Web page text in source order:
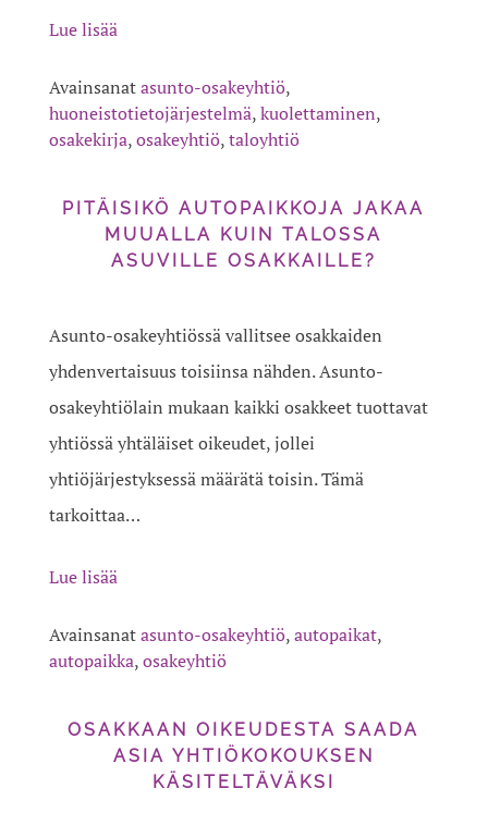
Lue lisää
Avainsanatasunto-osakeyhtiö,
huoneistotietojärjestelmä,kuolettaminen,
osakekirja,osakeyhtiö,taloyhtiö
PITÄISIKÖ AUTOPAIKKOJA JAKAA
MUUALLA KUIN TALOSSA
ASUVILLE OSAKKAILLE?
Asunto-osakeyhtiössä vallitsee osakkaiden
yhdenvertaisuus toisiinsa nähden. Asunto-
osakeyhtiölain mukaan kaikki osakkeet tuottavat
yhtiössä yhtäläiset oikeudet, jollei
yhtiöjärjestyksessä määrätä toisin. Tämä
tarkoittaa…
Lue lisää
Avainsanatasunto-osakeyhtiö,autopaikat,
autopaikka,osakeyhtiö
OSAKKAAN OIKEUDESTA SAADA
ASIA YHTIÖKOKOUKSEN
KÄSITELTÄVÄKSI